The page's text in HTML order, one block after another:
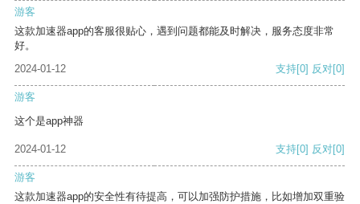
游客
这款加速器app的客服很贴心，遇到问题都能及时解决，服务态度非常
好。
2024-01-12
支持[0] 反对[0]
游客
这个是app神器
2024-01-12 支持[0] 反对[0]
游客
这款加速器app的安全性有待提高，可以加强防护措施，比如增加双重验